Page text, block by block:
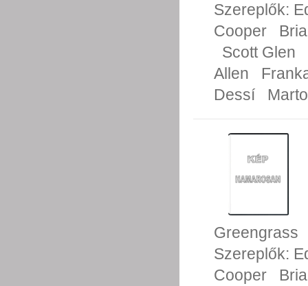
Szereplők:
Cooper
Scott Glen
Allen
Dessí
Greengrass
Szereplők:
Cooper